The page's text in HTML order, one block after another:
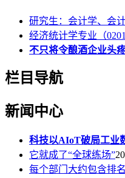
研究生：会计学、会
经济统计学专业（
不只将令酿酒企业头
栏目导航
新闻中心
科技以AIoT破局工业
它就成了“全球练场”
每个部门大约包含排